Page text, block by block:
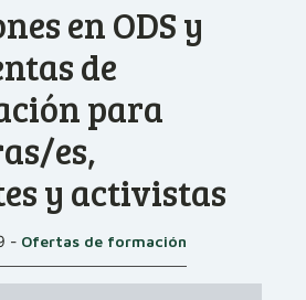
en ODS y
de
para
es,
y activistas
- Ofertas de formación